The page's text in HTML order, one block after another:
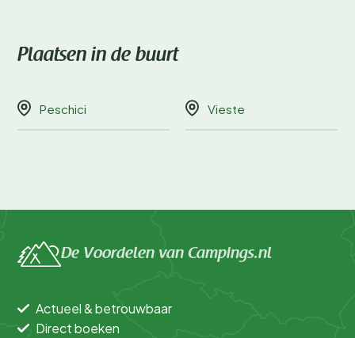
Plaatsen in de buurt
Peschici Vieste
De Voordelen van Campings.nl
Actueel & betrouwbaar
Direct boeken